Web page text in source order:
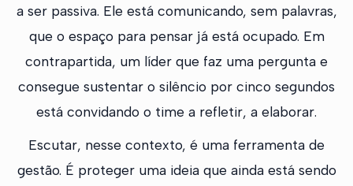
a ser passiva. Ele está comunicando, sem palavras,
que o espaço para pensar já está ocupado. Em
contrapartida, um líder que faz uma pergunta e
consegue sustentar o silêncio por cinco segundos
está convidando o time a refletir, a elaborar.
Escutar, nesse contexto, é uma ferramenta de
gestão. É proteger uma ideia que ainda está sendo